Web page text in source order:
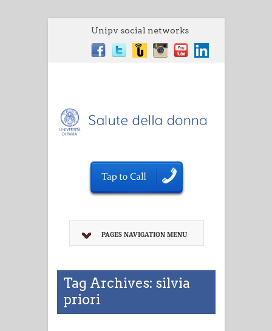
Unipv social networks
PAGES NAVIGATION MENU
Tag Archives: silvia
priori